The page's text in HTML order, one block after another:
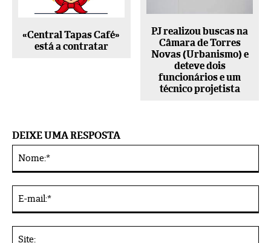
«Central Tapas Café»
está a contratar
PJ realizou buscas na
Câmara de Torres
Novas (Urbanismo) e
deteve dois
funcionários e um
técnico projetista
DEIXE UMA RESPOSTA